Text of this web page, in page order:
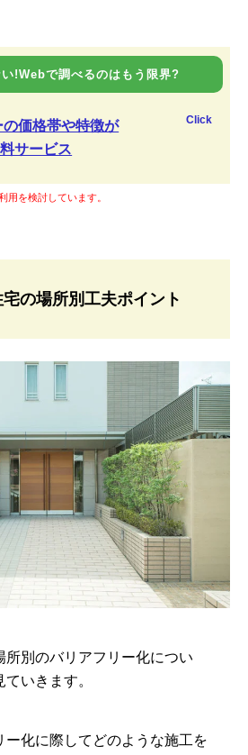
!Webで調べるのはもう限界?
価格帯や特徴が
サービス
Click
を検討しています。
の場所別工夫ポイント
所別のバリアフリー化につい
いきます。
ー化に際してどのような施工を